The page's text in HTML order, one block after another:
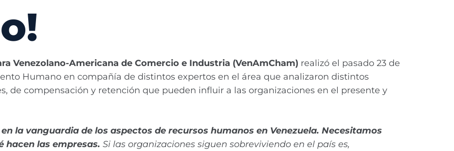
Venezolano-Americana de Comercio e Industria (VenAmCham) realizó el pasado 23 de
Humano en compañía de distintos expertos en el área que analizaron distintos
de compensación y retención que pueden influir a las organizaciones en el presente y
la vanguardia de los aspectos de recursos humanos en Venezuela. Necesitamos
hacen las empresas. Si las organizaciones siguen sobreviviendo en el país es,